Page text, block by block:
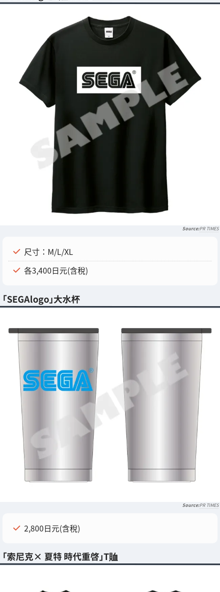
PR TIMES
尺寸：M/L/XL
各3,400日元(含稅)
「SEGAlogo」大水杯
PR TIMES
2,800日元(含稅)
「索尼克× 夏特 時代重啓」T賉